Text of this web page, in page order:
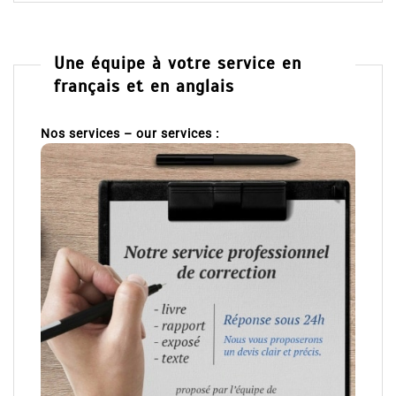
Une équipe à votre service en
français et en anglais
Nos services – our services :